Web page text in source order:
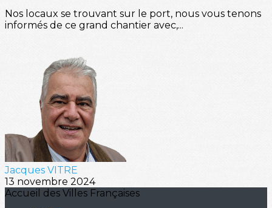
Nos locaux se trouvant sur le port, nous vous tenons
informés de ce grand chantier avec,...
Jacques VITRE
13 novembre 2024
Accueil des Villes Françaises